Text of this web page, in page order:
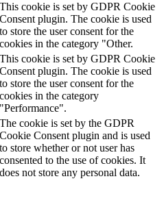
This cookie is set by GDPR Cookie
Consent plugin. The cookie is used
to store the user consent for the
cookies in the category "Other.
This cookie is set by GDPR Cookie
Consent plugin. The cookie is used
to store the user consent for the
cookies in the category
"Performance".
The cookie is set by the GDPR
Cookie Consent plugin and is used
to store whether or not user has
consented to the use of cookies. It
does not store any personal data.